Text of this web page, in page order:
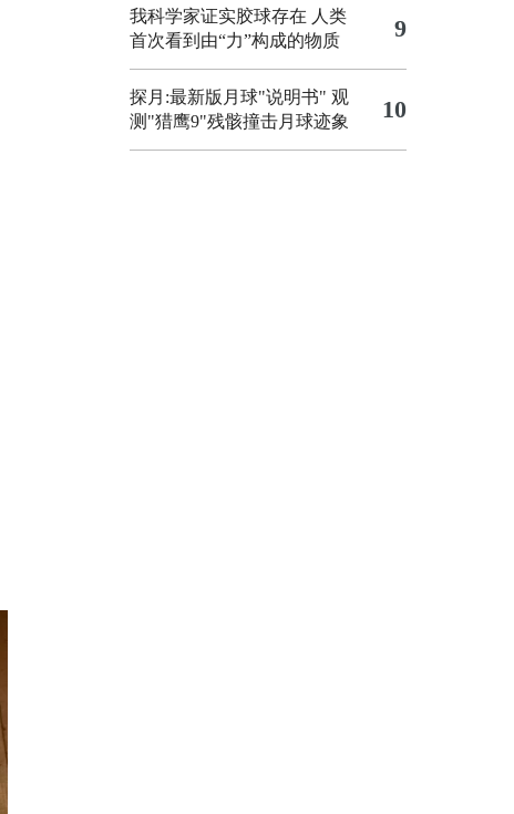
我科学家证实胶球存在 人类
首次看到由“力”构成的物质
9
探月:最新版月球"说明书" 观
测"猎鹰9"残骸撞击月球迹象
10